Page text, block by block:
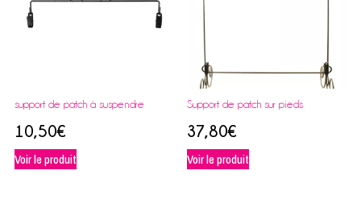
support de patch à suspendre
10,50€
Voir le produit
Support de patch sur pieds
37,80€
Voir le produit